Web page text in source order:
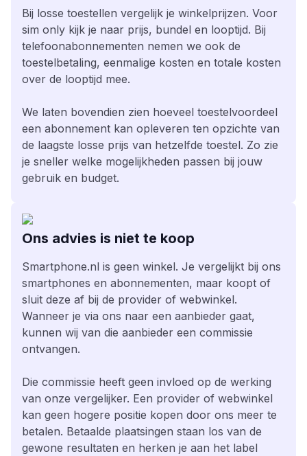
Bij losse toestellen vergelijk je winkelprijzen. Voor
sim only kijk je naar prijs, bundel en looptijd. Bij
telefoonabonnementen nemen we ook de
toestelbetaling, eenmalige kosten en totale kosten
over de looptijd mee.
We laten bovendien zien hoeveel toestelvoordeel
een abonnement kan opleveren ten opzichte van
de laagste losse prijs van hetzelfde toestel. Zo zie
je sneller welke mogelijkheden passen bij jouw
gebruik en budget.
Ons advies is niet te koop
Smartphone.nl is geen winkel. Je vergelijkt bij ons
smartphones en abonnementen, maar koopt of
sluit deze af bij de provider of webwinkel.
Wanneer je via ons naar een aanbieder gaat,
kunnen wij van die aanbieder een commissie
ontvangen.
Die commissie heeft geen invloed op de werking
van onze vergelijker. Een provider of webwinkel
kan geen hogere positie kopen door ons meer te
betalen. Betaalde plaatsingen staan los van de
gewone resultaten en herken je aan het label